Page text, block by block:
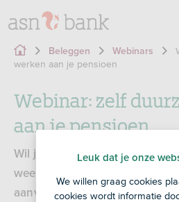
Beleggen Webinars
werken aan je pensioen
Webinar: zelf
aan je pensioen
Wil je zelf aanvullend
weet nog niet hoe? Er zijn
aanvullend pensioen. Dit
Leuk dat je onze
We willen graag cookies
cookies wordt informatie